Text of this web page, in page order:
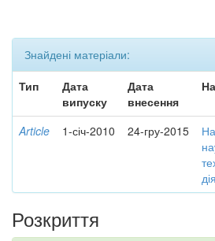
Знайдені матеріали:
Тип
Дата
випуску
Дата
внесення
Article 1-січ-2010 24-гру-2015
Розкриття